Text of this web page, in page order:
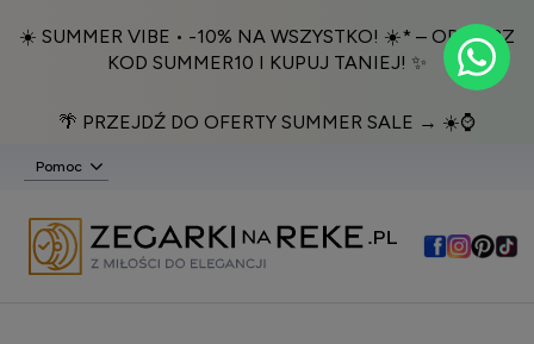
☀️ SUMMER VIBE • -10% NA WSZYSTKO! ☀️* – ODBIERZ
KOD SUMMER10 I KUPUJ TANIEJ! ✨
🌴 PRZEJDŹ DO OFERTY SUMMER SALE → ☀️⌚️
Pomoc